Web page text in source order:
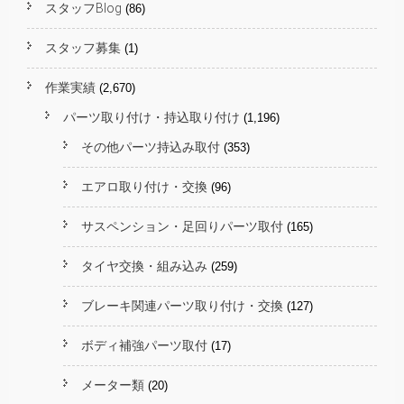
スタッフBlog (86)
スタッフ募集 (1)
作業実績 (2,670)
パーツ取り付け・持込取り付け (1,196)
その他パーツ持込み取付 (353)
エアロ取り付け・交換 (96)
サスペンション・足回りパーツ取付 (165)
タイヤ交換・組み込み (259)
ブレーキ関連パーツ取り付け・交換 (127)
ボディ補強パーツ取付 (17)
メーター類 (20)